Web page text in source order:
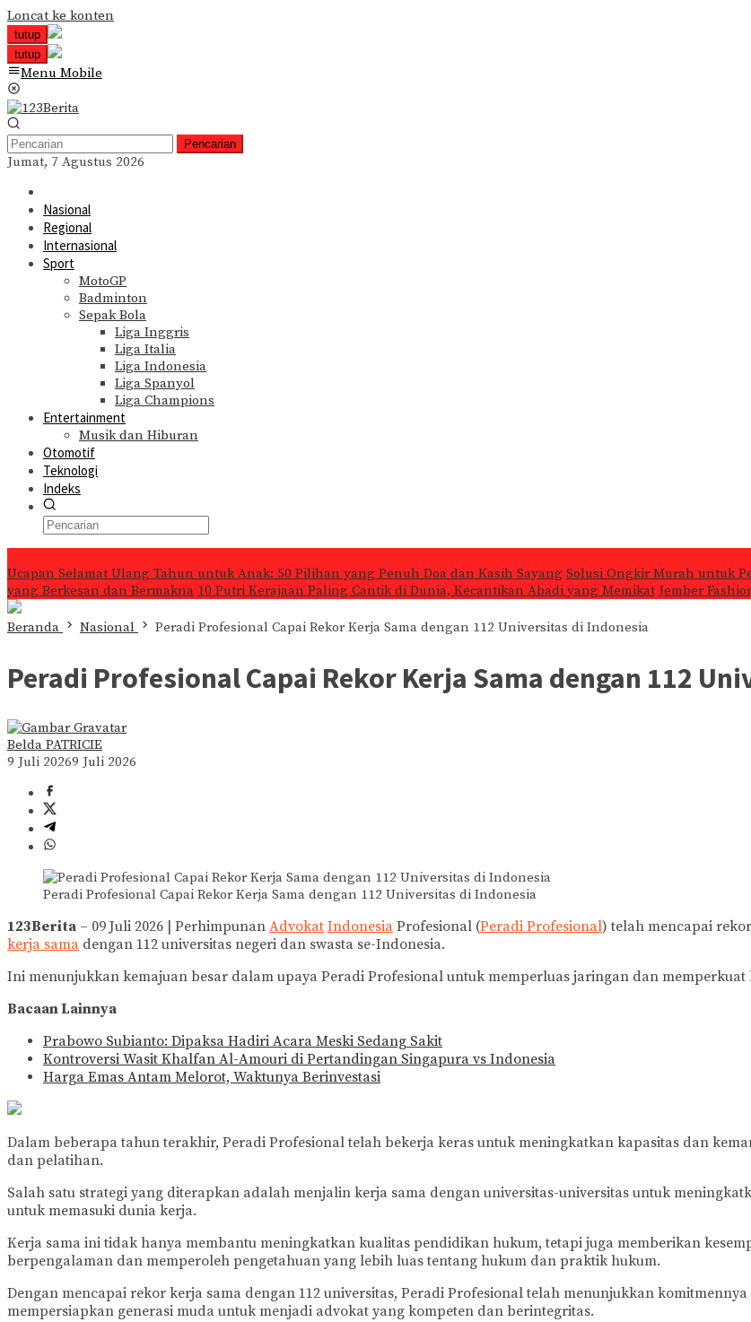
Loncat ke konten
tutup
tutup
Menu Mobile
Pencarian
Jumat, 7 Agustus 2026
Nasional
Regional
Internasional
Sport
MotoGP
Badminton
Sepak Bola
Liga Inggris
Liga Italia
Liga Indonesia
Liga Spanyol
Liga Champions
Entertainment
Musik dan Hiburan
Otomotif
Teknologi
Indeks
Ucapan Selamat Ulang Tahun untuk Anak: 50 Pilihan yang Penuh Doa dan Kasih Sayang Solusi Ongkir Murah untuk
yang Berkesan dan Bermakna 10 Putri Kerajaan Paling Cantik di Dunia, Kecantikan Abadi yang Memikat Jember
Beranda Nasional Peradi Profesional Capai Rekor Kerja Sama dengan 112 Universitas di Indonesia
Peradi Profesional Capai Rekor Kerja Sama dengan 112
Belda PATRICIE
9 Juli 20269 Juli 2026
Peradi Profesional Capai Rekor Kerja Sama dengan 112 Universitas di Indonesia
123Berita – 09 Juli 2026 | Perhimpunan Advokat Indonesia Profesional (Peradi Profesional) telah mencapai
kerja sama dengan 112 universitas negeri dan swasta se-Indonesia.
Ini menunjukkan kemajuan besar dalam upaya Peradi Profesional untuk memperluas jaringan dan
Bacaan Lainnya
Prabowo Subianto: Dipaksa Hadiri Acara Meski Sedang Sakit
Kontroversi Wasit Khalfan Al-Amouri di Pertandingan Singapura vs Indonesia
Harga Emas Antam Melorot, Waktunya Berinvestasi
Dalam beberapa tahun terakhir, Peradi Profesional telah bekerja keras untuk meningkatkan kapasitas dan
dan pelatihan.
Salah satu strategi yang diterapkan adalah menjalin kerja sama dengan universitas-universitas untuk
untuk memasuki dunia kerja.
Kerja sama ini tidak hanya membantu meningkatkan kualitas pendidikan hukum, tetapi juga memberikan
berpengalaman dan memperoleh pengetahuan yang lebih luas tentang hukum dan praktik hukum.
Dengan mencapai rekor kerja sama dengan 112 universitas, Peradi Profesional telah menunjukkan
mempersiapkan generasi muda untuk menjadi advokat yang kompeten dan berintegritas.